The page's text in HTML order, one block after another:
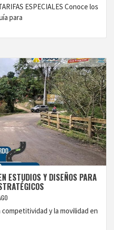
ESPECIALES Conoce los
para
ESTUDIOS Y DISEÑOS PARA
y la movilidad en